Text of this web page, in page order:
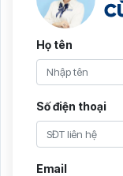
Họ tên
Số điện thoại
Email